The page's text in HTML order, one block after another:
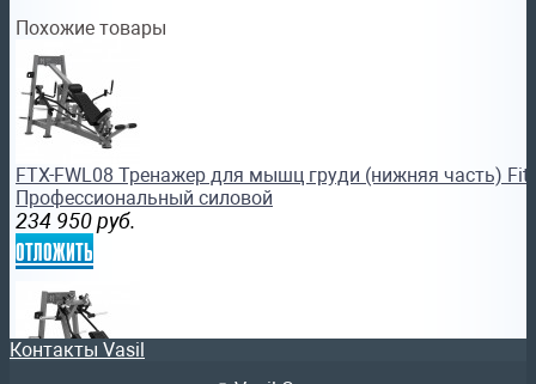
Похожие товары
FTX-FWL08 Тренажер для мышц груди (нижняя часть)
Профессиональный силовой
234 950 руб.
отложить
Контакты Vasil